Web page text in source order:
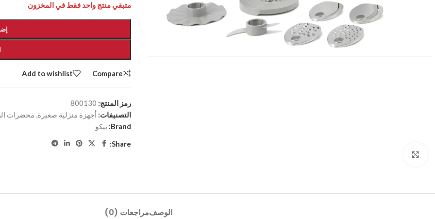
متبقي منتج واحد فقط في المخزون
Compare
Add to wishlist
رمز المنتج: 800130
التصنيفات: أجهزة منزلية صغيرة, محضرات
Brand: بيكو
Share:
الوصفمراجعات (0)